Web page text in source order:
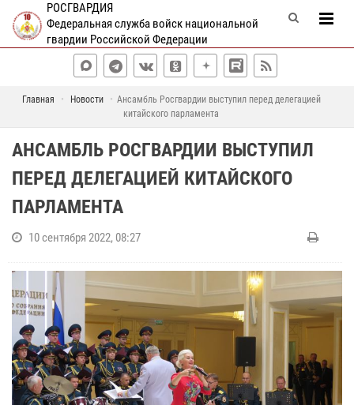
РОСГВАРДИЯ
Федеральная служба войск национальной
гвардии Российской Федерации
Главная Новости
Ансамбль Росгвардии выступил перед делегацией
китайского парламента
АНСАМБЛЬ РОСГВАРДИИ ВЫСТУПИЛ
ПЕРЕД ДЕЛЕГАЦИЕЙ КИТАЙСКОГО
ПАРЛАМЕНТА
10 сентября 2022, 08:27